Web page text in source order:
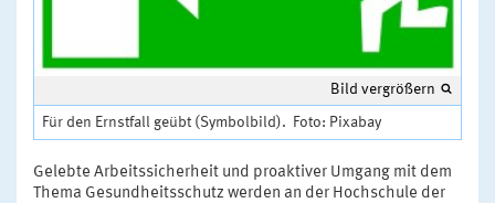
Bild vergrößern
Für den Ernstfall geübt (Symbolbild). Foto: Pixabay
Gelebte Arbeitssicherheit und proaktiver Umgang mit dem
Thema Gesundheitsschutz werden an der Hochschule der